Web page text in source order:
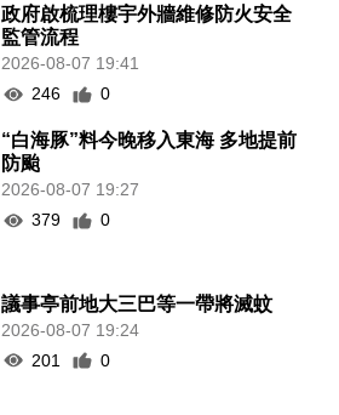
政府啟梳理樓宇外牆維修防火安全
監管流程
2026-08-07 19:41
246
0
“白海豚”料今晚移入東海 多地提前
防颱
2026-08-07 19:27
379
0
議事亭前地大三巴等一帶將滅蚊
2026-08-07 19:24
201
0